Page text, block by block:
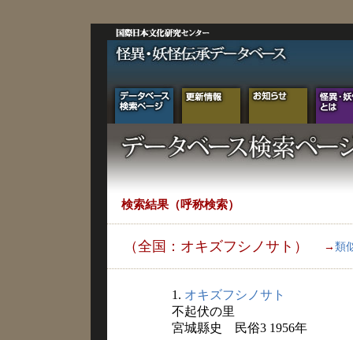
検索結果（呼称検索）
（全国：オキズフシノサト） → 類
1. オキズフシノサト
不起伏の里
宮城縣史 民俗3 1956年